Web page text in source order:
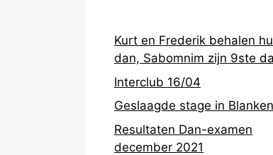
Kurt en Frederik behalen
dan, Sabomnim zijn 9ste
Interclub 16/04
Geslaagde stage in
Resultaten Dan-examen
december 2021